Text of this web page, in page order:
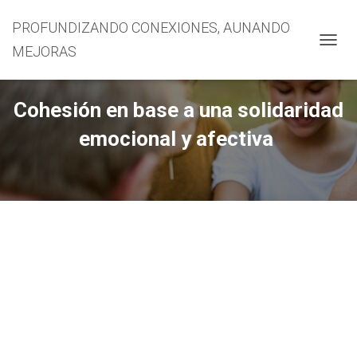
PROFUNDIZANDO CONEXIONES, AUNANDO
MEJORAS
Cohesión en base a una solidaridad
emocional y afectiva